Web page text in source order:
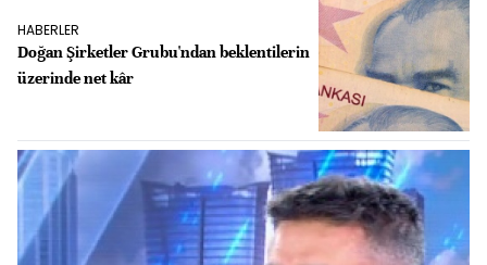
HABERLER
Doğan Şirketler Grubu'ndan beklentilerin
üzerinde net kâr